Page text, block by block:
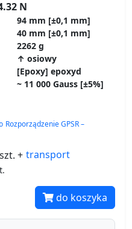
N
94 mm [±0,1 mm]
40 mm [±0,1 mm]
2262 g
↑ osiowy
[Epoxy] epoxyd
~ 11 000 Gauss [±5%]
Rozporządzenie GPSR –
+ transport
do koszyka